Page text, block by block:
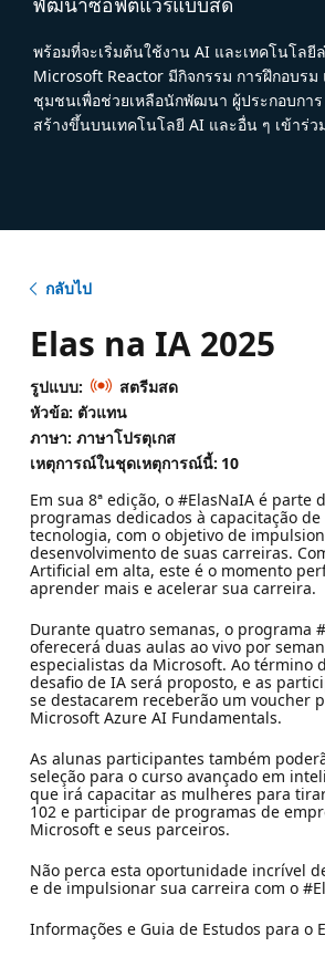
พร้อมที่จะเริ่มต้นใช้งาน AI และเทคโนโลยี
Microsoft Reactor มีกิจกรรม การฝึกอบรม
ชุมชนเพื่อช่วยเหลือนักพัฒนา ผู้ประกอบกา
สร้างขึ้นบนเทคโนโลยี AI และอื่น ๆ เข้าร่ว
กลับไป
Elas na IA 2025
รูปแบบ:
สตรีมสด
หัวข้อ: ตัวแทน
ภาษา: ภาษาโปรตุเกส
เหตุการณ์ในชุดเหตุการณ์นี้: 10
Em sua 8ª edição, o #ElasNaIA é parte
programas dedicados à capacitação
tecnologia, com o objetivo de
desenvolvimento de suas carreiras.
Artificial em alta, este é o momento
aprender mais e acelerar sua carreira.
Durante quatro semanas, o programa
oferecerá duas aulas ao vivo por
especialistas da Microsoft. Ao término
desafio de IA será proposto, e as
se destacarem receberão um voucher
Microsoft Azure AI Fundamentals.
As alunas participantes também
seleção para o curso avançado em
que irá capacitar as mulheres para
102 e participar de programas de
Microsoft e seus parceiros.
Não perca esta oportunidade incrível
e de impulsionar sua carreira com o
Informações e Guia de Estudos para o